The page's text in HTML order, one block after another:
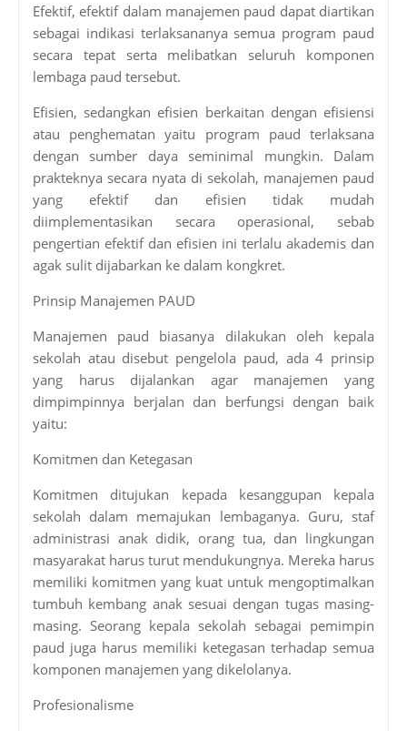
Efektif, efektif dalam manajemen paud dapat diartikan
sebagai indikasi terlaksananya semua program paud
secara tepat serta melibatkan seluruh komponen
lembaga paud tersebut.
Efisien, sedangkan efisien berkaitan dengan efisiensi
atau penghematan yaitu program paud terlaksana
dengan sumber daya seminimal mungkin. Dalam
prakteknya secara nyata di sekolah, manajemen paud
yang efektif dan efisien tidak mudah
diimplementasikan secara operasional, sebab
pengertian efektif dan efisien ini terlalu akademis dan
agak sulit dijabarkan ke dalam kongkret.
Prinsip Manajemen PAUD
Manajemen paud biasanya dilakukan oleh kepala
sekolah atau disebut pengelola paud, ada 4 prinsip
yang harus dijalankan agar manajemen yang
dimpimpinnya berjalan dan berfungsi dengan baik
yaitu:
Komitmen dan Ketegasan
Komitmen ditujukan kepada kesanggupan kepala
sekolah dalam memajukan lembaganya. Guru, staf
administrasi anak didik, orang tua, dan lingkungan
masyarakat harus turut mendukungnya. Mereka harus
memiliki komitmen yang kuat untuk mengoptimalkan
tumbuh kembang anak sesuai dengan tugas masing-
masing. Seorang kepala sekolah sebagai pemimpin
paud juga harus memiliki ketegasan terhadap semua
komponen manajemen yang dikelolanya.
Profesionalisme